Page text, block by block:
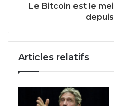
Le Bitcoin est le
Articles relatifs